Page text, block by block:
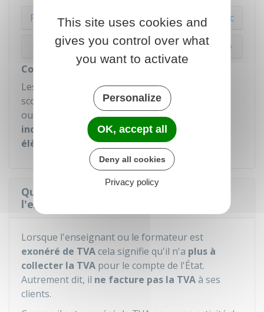
Formation dispensée par un organisme public
Formation dispensée par un organisme privé
Cours ou leçons particuliers
Les cours et leçons relevant de l'enseignement
scolaire, universitaire, professionnel, artistique
ou sportif dispensé par unentrepreneur
individuel rémunéré directement par ses
élèves
sont exonérés de TVA.
Quelles sont les conséquences de
l'exonération de TVA ?
Lorsque l'enseignant ou le formateur est
exonéré de TVAcela signifie qu'il n'a plus à
collecter la TVA pour le compte de l'État.
Autrement dit, il ne facture pas la TVAà ses
clients.
This site uses cookies and
gives you control over what
you want to activate
Personalize
OK, accept all
Deny all cookies
Privacy policy